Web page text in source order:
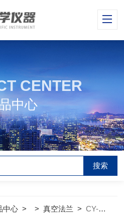
CENTER
中心
中心 > >真空法兰 >CY-SFN-50（60、80、100）耐腐蚀的管式炉法兰